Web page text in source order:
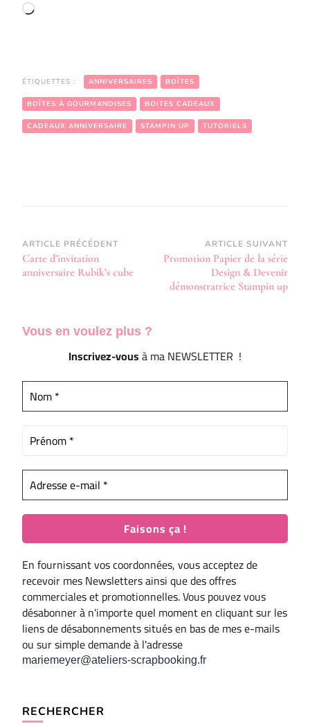
Chargement…
ÉTIQUETTES : ANNIVERSAIRES BOÎTES
BOÎTES À GOURMANDISES BOITES CADEAUX
CADEAUX ANNIVERSAIRE STAMPIN UP TUTORIELS
Navigation
d’article
ARTICLE PRÉCÉDENT
Carte d’invitation
anniversaire Rubik’s cube
ARTICLE SUIVANT
Promotion Papier de la série
Design & Devenir
démonstratrice Stampin up
Vous en voulez plus ?
Inscrivez-vousà ma NEWSLETTER !
En fournissant vos coordonnées, vous acceptez de
recevoir mes Newsletters ainsi que des offres
commerciales et promotionnelles. Vous pouvez vous
désabonner à n'importe quel moment en cliquant sur les
liens de désabonnements situés en bas de mes e-mails
ou sur simple demande à l'adresse
mariemeyer@ateliers-scrapbooking.fr
RECHERCHER